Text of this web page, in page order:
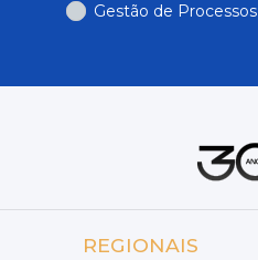
Gestão de Processos
REGIONAIS